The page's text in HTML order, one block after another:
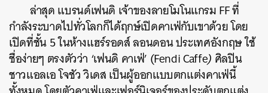
ล่าสุด แบรนด์เฟนดิ เจ้าของลายโมโนแกรม FF ที่
กำลังระบาดไปทั่วโลกก็ได้ฤกษ์เปิดคาเฟ่กับเขาด้วย โดย
เปิดที่ชั้น 5 ในห้างแฮร์รอดส์ ลอนดอน ประเทศอังกฤษ ใช้
ชื่อง่ายๆ ตรงตัวว่า ‘เฟนดิ คาเฟ่’ (Fendi Caffe) ศิลปิน
ชาวแอลเอ โจชัว วิเดส เป็นผู้ออกแบบตกแต่งคาเฟ่นี้